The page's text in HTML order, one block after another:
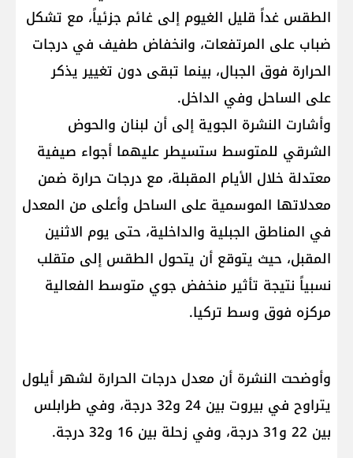
الطقس غداً قليل الغيوم إلى غائم جزئياً، مع تشكل
ضباب على المرتفعات، وانخفاض طفيف في درجات
الحرارة فوق الجبال، بينما تبقى دون تغيير يذكر
على الساحل وفي الداخل.
وأشارت النشرة الجوية إلى أن لبنان والحوض
الشرقي للمتوسط ستسيطر عليهما أجواء صيفية
معتدلة خلال الأيام المقبلة، مع درجات حرارة ضمن
معدلاتها الموسمية على الساحل وأعلى من المعدل
في المناطق الجبلية والداخلية، حتى يوم الاثنين
المقبل، حيث يتوقع أن يتحول الطقس إلى متقلب
نسبياً نتيجة تأثير منخفض جوي متوسط الفعالية
مركزه فوق وسط تركيا.
وأوضحت النشرة أن معدل درجات الحرارة لشهر أيلول
يتراوح في بيروت بين 24 و32 درجة، وفي طرابلس
بين 22 و31 درجة، وفي زحلة بين 16 و32 درجة.